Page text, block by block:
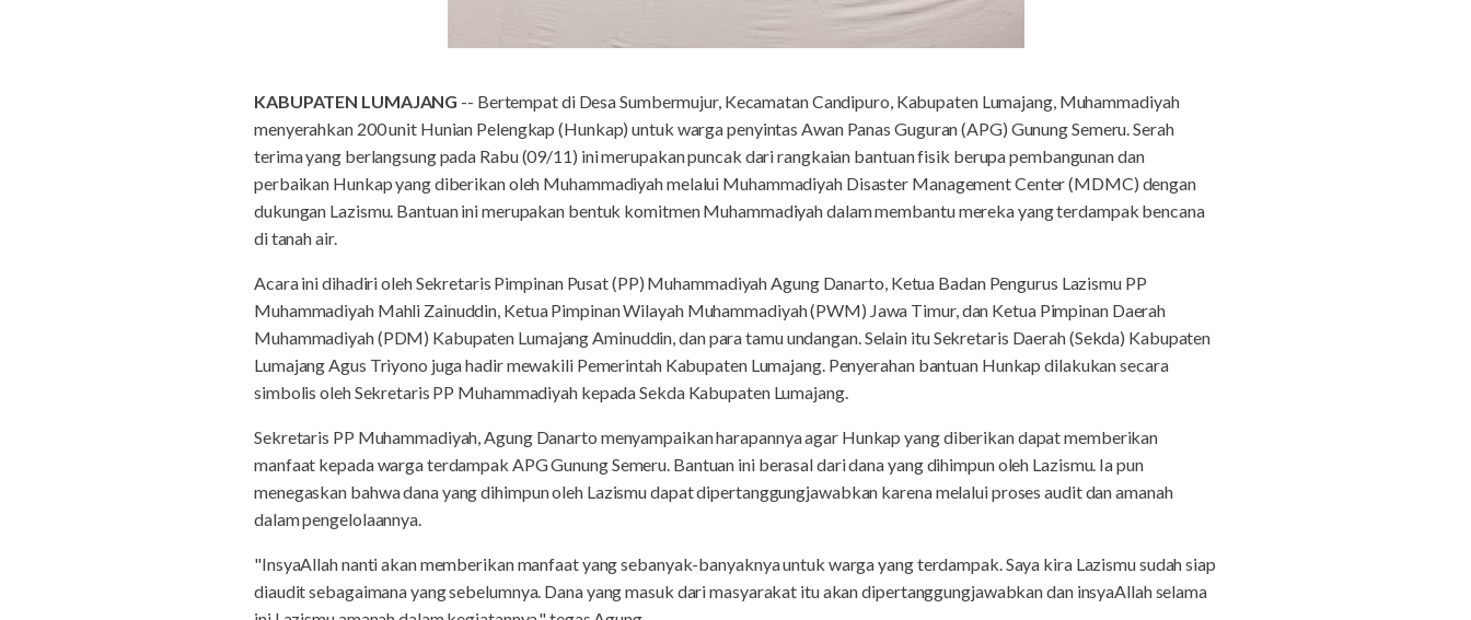
KABUPATEN LUMAJANG -- Bertempat di Desa Sumbermujur, Kecamatan Candipuro, Kabupaten Lumajang, Muhammadiyah
menyerahkan 200 unit Hunian Pelengkap (Hunkap) untuk warga penyintas Awan Panas Guguran (APG) Gunung Semeru. Serah
terima yang berlangsung pada Rabu (09/11) ini merupakan puncak dari rangkaian bantuan fisik berupa pembangunan dan
perbaikan Hunkap yang diberikan oleh Muhammadiyah melalui Muhammadiyah Disaster Management Center (MDMC) dengan
dukungan Lazismu. Bantuan ini merupakan bentuk komitmen Muhammadiyah dalam membantu mereka yang terdampak bencana
di tanah air.
Acara ini dihadiri oleh Sekretaris Pimpinan Pusat (PP) Muhammadiyah Agung Danarto, Ketua Badan Pengurus Lazismu PP
Muhammadiyah Mahli Zainuddin, Ketua Pimpinan Wilayah Muhammadiyah (PWM) Jawa Timur, dan Ketua Pimpinan Daerah
Muhammadiyah (PDM) Kabupaten Lumajang Aminuddin, dan para tamu undangan. Selain itu Sekretaris Daerah (Sekda) Kabupaten
Lumajang Agus Triyono juga hadir mewakili Pemerintah Kabupaten Lumajang. Penyerahan bantuan Hunkap dilakukan secara
simbolis oleh Sekretaris PP Muhammadiyah kepada Sekda Kabupaten Lumajang.
Sekretaris PP Muhammadiyah, Agung Danarto menyampaikan harapannya agar Hunkap yang diberikan dapat memberikan
manfaat kepada warga terdampak APG Gunung Semeru. Bantuan ini berasal dari dana yang dihimpun oleh Lazismu. Ia pun
menegaskan bahwa dana yang dihimpun oleh Lazismu dapat dipertanggungjawabkan karena melalui proses audit dan amanah
dalam pengelolaannya.
"InsyaAllah nanti akan memberikan manfaat yang sebanyak-banyaknya untuk warga yang terdampak. Saya kira Lazismu sudah siap
diaudit sebagaimana yang sebelumnya. Dana yang masuk dari masyarakat itu akan dipertanggungjawabkan dan insyaAllah selama